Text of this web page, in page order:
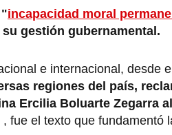
"incapacidad moral
gestión gubernamental.
e internacional, desde
regiones del país,
Ercilia Boluarte Zegarra
, fue el texto que fundamentó